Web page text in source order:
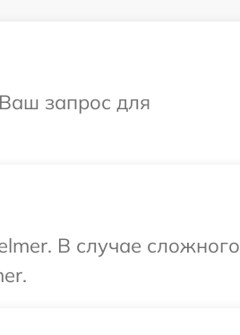
запрос для
В случае сложного